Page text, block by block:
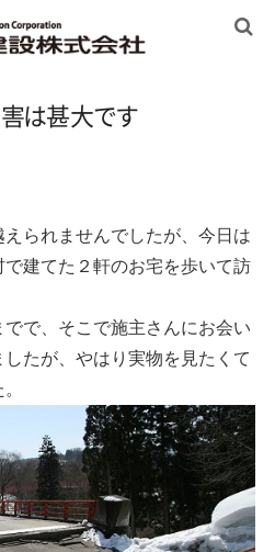
害は甚大です
られませんでしたが、今日は
建てた２軒のお宅を歩いて訪
で、そこで施主さんにお会い
たが、やはり実物を見たくて